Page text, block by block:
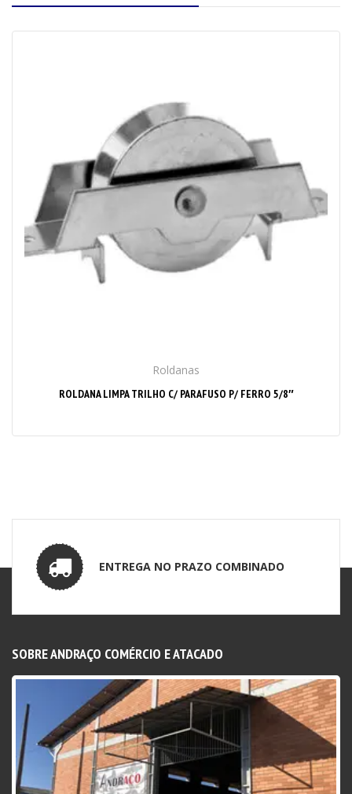
Roldanas
ROLDANA LIMPA TRILHO C/ PARAFUSO P/ FERRO 5/8″
ENTREGA NO PRAZO COMBINADO
SOBRE ANDRAÇO COMÉRCIO E ATACADO
Desde 2017 atuando no segmento de aços e metais